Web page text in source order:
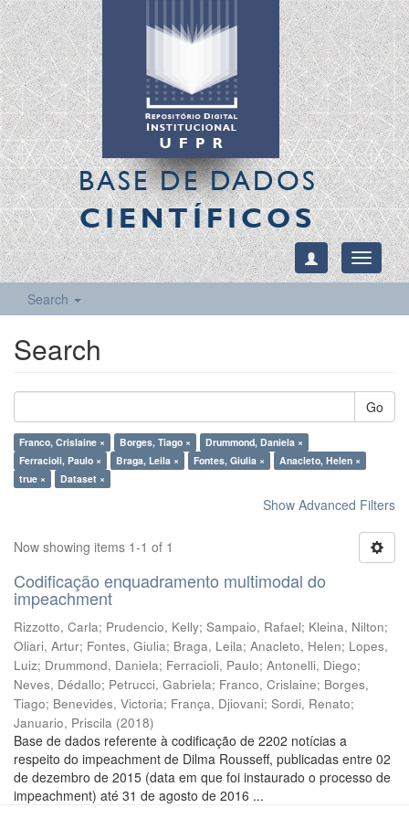
BASE DE DADOS
CIENTÍFICOS
Toggle
Search
Search
Go
Franco, Crislaine × Borges, Tiago ×
Drummond, Daniela ×
Ferracioli, Paulo ×
Braga, Leila × Fontes, Giulia ×
Anacleto, Helen ×
true ×
Dataset ×
Show Advanced Filters
Now showing items 1-1 of 1
Codificação enquadramento multimodal do
impeachment
Rizzotto, Carla; Prudencio, Kelly; Sampaio, Rafael; Kleina, Nilton;
Oliari, Artur; Fontes, Giulia; Braga, Leila; Anacleto, Helen; Lopes,
Luiz; Drummond, Daniela; Ferracioli, Paulo; Antonelli, Diego;
Neves, Dédallo; Petrucci, Gabriela; Franco, Crislaine; Borges,
Tiago; Benevides, Victoria; França, Djiovani; Sordi, Renato;
Januario, Priscila (2018)
Base de dados referente à codificação de 2202 notícias a
respeito do impeachment de Dilma Rousseff, publicadas entre 02
de dezembro de 2015 (data em que foi instaurado o processo de
impeachment) até 31 de agosto de 2016 ...